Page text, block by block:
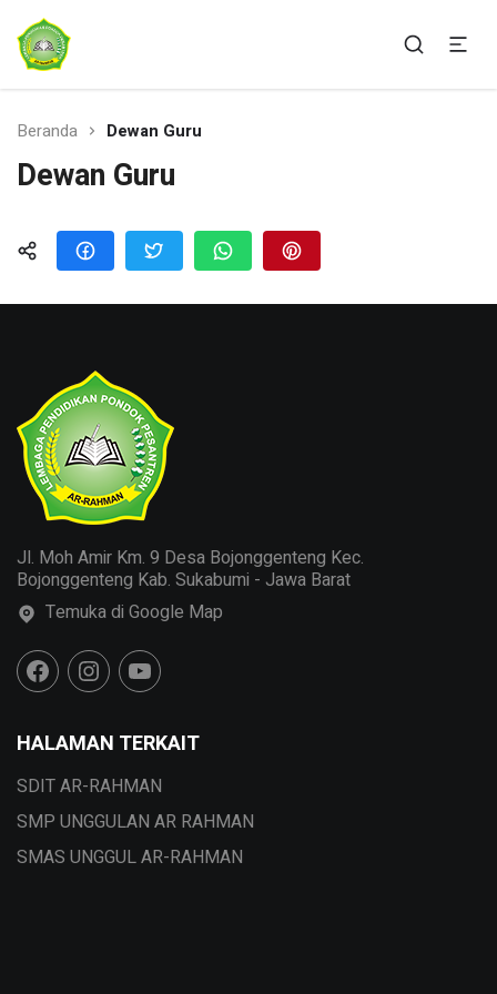
AR-RAHMAN SUKABUMI
Beranda Dewan Guru
Dewan Guru
Jl. Moh Amir Km. 9 Desa Bojonggenteng Kec.
Bojonggenteng Kab. Sukabumi - Jawa Barat
Temuka di Google Map
HALAMAN TERKAIT
SDIT AR-RAHMAN
SMP UNGGULAN AR RAHMAN
SMAS UNGGUL AR-RAHMAN